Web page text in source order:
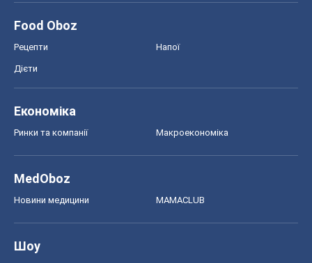
Food Oboz
Рецепти Напої
Дієти
Економіка
Ринки та компанії Макроекономіка
MedOboz
Новини медицини MAMACLUB
Шоу